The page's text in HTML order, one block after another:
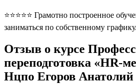
⭐⭐⭐⭐⭐ Грамотно построенное
заниматься по собственному графику.
Отзыв о курсе
переподготовка «HR-
Нцпо Егоров Анатолий